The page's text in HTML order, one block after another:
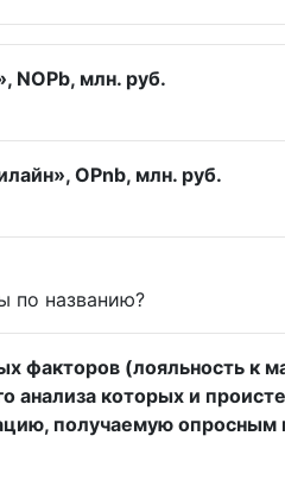
NOPb, млн. руб.
OPnb, млн. руб.
по названию?
(лояльность к
которых и
получаемую опросным